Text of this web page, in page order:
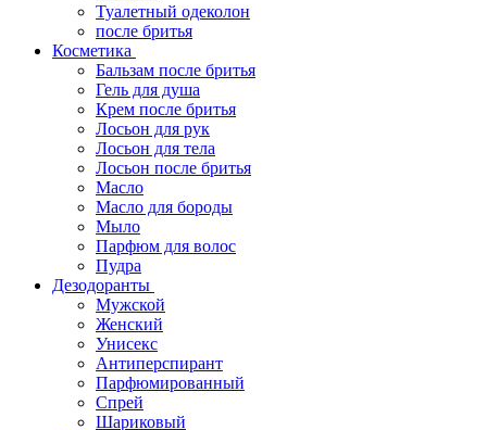
Туалетный одеколон
после бритья
Косметика
Бальзам после бритья
Гель для душа
Крем после бритья
Лосьон для рук
Лосьон для тела
Лосьон после бритья
Масло
Масло для бороды
Мыло
Парфюм для волос
Пудра
Дезодоранты
Мужской
Женский
Унисекс
Антиперспирант
Парфюмированный
Спрей
Шариковый